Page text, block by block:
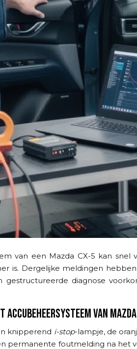
van een Mazda CX-5 kan
is. Dergelijke meldingen
gestructureerde diagnose
ACCUBEHEERSYSTEEM VAN
knipperend i-stop-lampje, de
permanente foutmelding na